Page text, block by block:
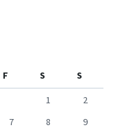
F S
S
1
2
7 8
9